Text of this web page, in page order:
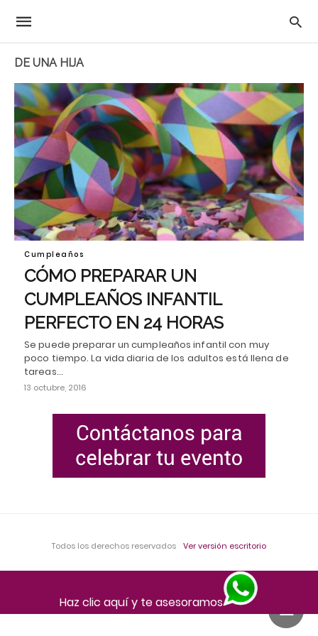
DE UNA HIJA
Cumpleaños
CÓMO PREPARAR UN
CUMPLEAÑOS INFANTIL
PERFECTO EN 24 HORAS
Se puede preparar un cumpleaños infantil con muy
poco tiempo. La vida diaria de los adultos está llena de
tareas…
13 octubre, 2016
Todos los derechos reservados Ver versión escritorio
Haz clic aquí y te asesoramos